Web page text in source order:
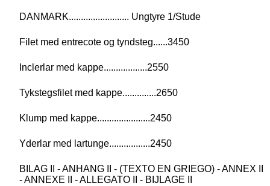
DANMARK......................... Ungtyre 1/Stude
Filet med entrecote og tyndsteg......3450
Inclerlar med kappe..................2550
Tykstegsfilet med kappe..............2650
Klump med kappe......................2450
Yderlar med lartunge.................2450
BILAG II - ANHANG II - (TEXTO EN GRIEGO) - ANNEX II
- ANNEXE II - ALLEGATO II - BIJLAGE II